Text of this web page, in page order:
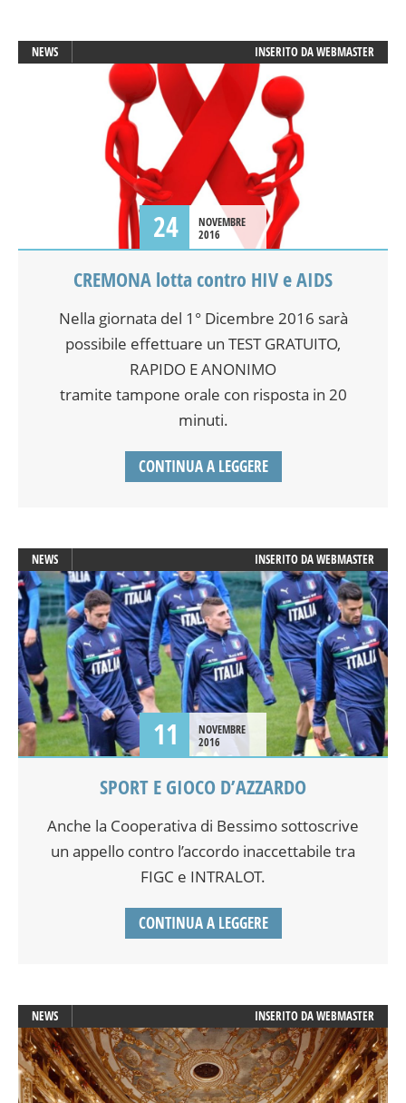
NEWS INSERITO DAWEBMASTER
24
NOVEMBRE
2016
CREMONA lotta contro HIV e AIDS
Nella giornata del 1° Dicembre 2016 sarà
possibile effettuare un TEST GRATUITO,
RAPIDO E ANONIMO
tramite tampone orale con risposta in 20
minuti.
CONTINUA A LEGGERE
NEWS INSERITO DAWEBMASTER
11
NOVEMBRE
2016
SPORT E GIOCO D’AZZARDO
Anche la Cooperativa di Bessimo sottoscrive
un appello contro l’accordo inaccettabile tra
FIGC e INTRALOT.
CONTINUA A LEGGERE
NEWS INSERITO DAWEBMASTER